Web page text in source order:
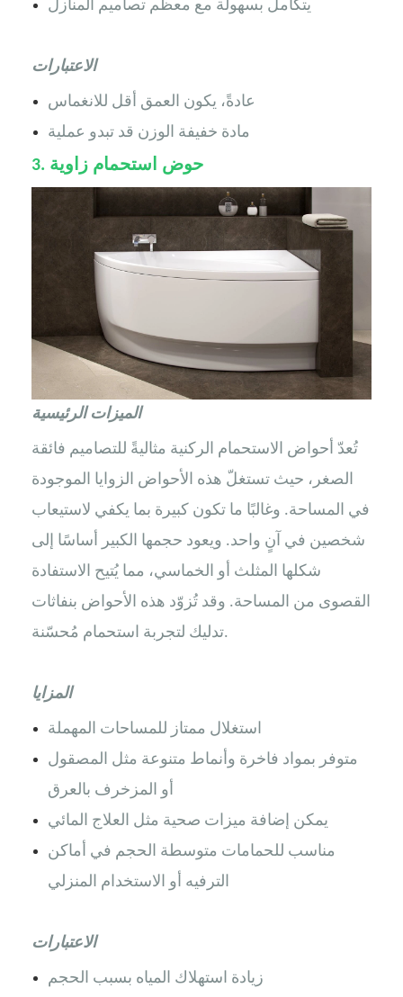
يتكامل بسهولة مع معظم تصاميم المنازل
الاعتبارات
عادةً، يكون العمق أقل للانغماس
مادة خفيفة الوزن قد تبدو عملية
3. حوض استحمام زاوية
الميزات الرئيسية
تُعدّ أحواض الاستحمام الركنية مثاليةً للتصاميم فائقة
الصغر، حيث تستغلّ هذه الأحواض الزوايا الموجودة
في المساحة. وغالبًا ما تكون كبيرة بما يكفي لاستيعاب
شخصين في آنٍ واحد. ويعود حجمها الكبير أساسًا إلى
شكلها المثلث أو الخماسي، مما يُتيح الاستفادة
القصوى من المساحة. وقد تُزوّد ​​هذه الأحواض بنفاثات
تدليك لتجربة استحمام مُحسّنة.
المزايا
استغلال ممتاز للمساحات المهملة
متوفر بمواد فاخرة وأنماط متنوعة مثل المصقول
أو المزخرف بالعرق
يمكن إضافة ميزات صحية مثل العلاج المائي
مناسب للحمامات متوسطة الحجم في أماكن
الترفيه أو الاستخدام المنزلي
الاعتبارات
زيادة استهلاك المياه بسبب الحجم